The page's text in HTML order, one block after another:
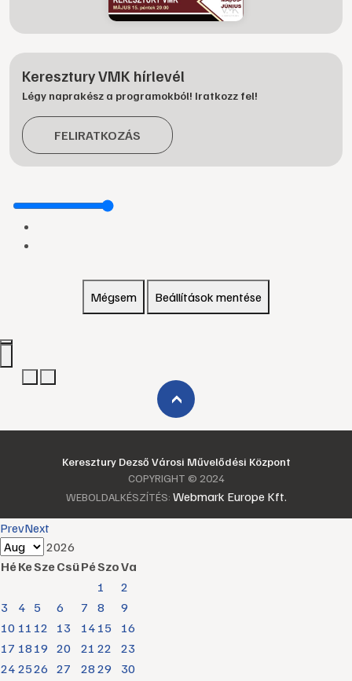
Keresztury VMK hírlevél
Légy naprakész a programokból! Iratkozz fel!
FELIRATKOZÁS
Mégsem Beállítások mentése
›
Keresztury Dezső Városi Művelődési Központ
COPYRIGHT © 2024
WEBOLDALKÉSZÍTÉS: Webmark Europe Kft.
PrevNext
2026
HéKeSzeCsüPéSzoVa
1
2
3
4 5 6 7 8
9
10 11 12 13 14 15
16
17 18 19 20 21 22
23
24 2526 27 28 29 30